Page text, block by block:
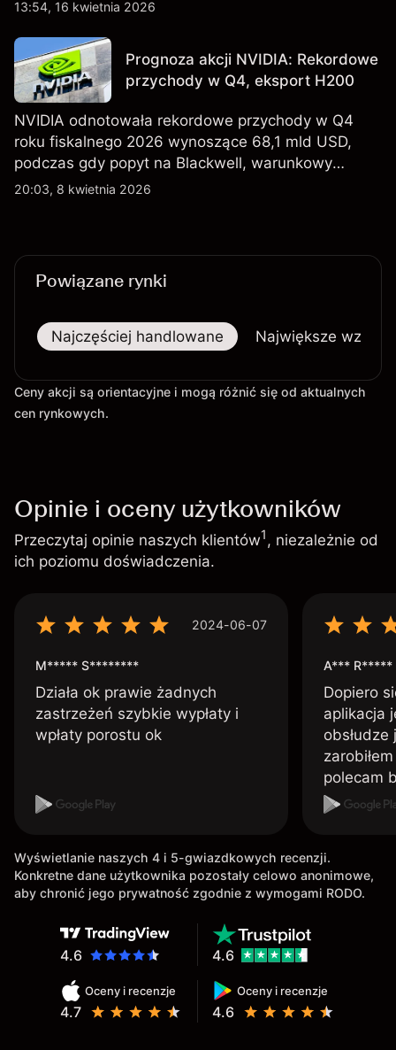
zewnętrznych analityków.
13:54, 16 kwietnia 2026
Prognoza akcji NVIDIA: Rekordowe
przychody w Q4, eksport H200
NVIDIA odnotowała rekordowe przychody w Q4
roku fiskalnego 2026 wynoszące 68,1 mld USD,
podczas gdy popyt na Blackwell, warunkowy
eksport H200 do Chin oraz osłabienie szerszego
20:03, 8 kwietnia 2026
Powiązane rynki
Najczęściej handlowane Największe wzrosty
Ceny akcji są orientacyjne i mogą różnić się od aktualnych
cen rynkowych.
Opinie i oceny użytkowników
Przeczytaj opinie naszych klientów1, niezależnie od
ich poziomu doświadczenia.
2024-06-07
M***** S********
Działa ok prawie żadnych
zastrzeżeń szybkie wypłaty i
wpłaty porostu ok
A*** R*****
Dopiero
aplikacja
polecam
Wyświetlanie naszych 4 i 5-gwiazdkowych recenzji.
Konkretne dane użytkownika pozostały celowo anonimowe,
aby chronić jego prywatność zgodnie z wymogami RODO.
4.6
Oceny i recenzje
4.7
Oceny i recenzje
4.6
4.6